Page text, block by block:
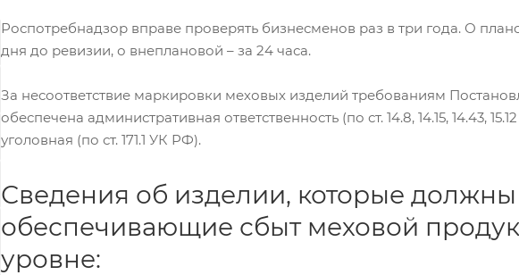
Роспотребнадзор вправе проверять бизнесменов раз в три года. О
дня до ревизии, о внеплановой – за 24 часа.
За несоответствие маркировки меховых изделий требованиям
обеспечена административная ответственность (по ст. 14.8, 14.15, 14.43,
уголовная (по ст. 171.1 УК РФ).
Сведения об изделии, которые
обеспечивающие сбыт меховой
уровне: